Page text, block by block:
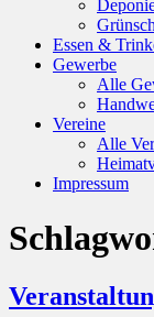
Essen &
Gewerbe
Alle
Vereine
Alle
Impressum